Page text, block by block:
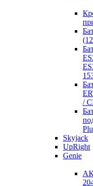
/
Skyjack
UpRight
Genie